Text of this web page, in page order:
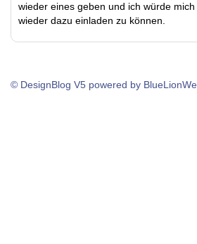
wieder eines geben und ich würde
wieder dazu einladen zu können.
© DesignBlog V5 powered by